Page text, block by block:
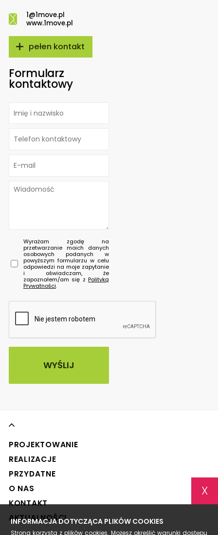
1@1move.pl
www.1move.pl
pełen kontakt
Formularz
kontaktowy
Wyrażam zgodę na
przetwarzanie moich danych
osobowych podanych w
powyższym formularzu w celu
odpowiedzi na moje zapytanie
i oświadczam, że
zapoznałem/am się z Polityką
Prywatności.
PROJEKTOWANIE
REALIZACJE
PRZYDATNE
O NAS
KONTAKT
AKTUALNOŚCI
X
INFORMACJA DOTYCZĄCA PLIKÓW COOKIES
Strona korzysta z plików cookies. Możesz określić warunki dostępu